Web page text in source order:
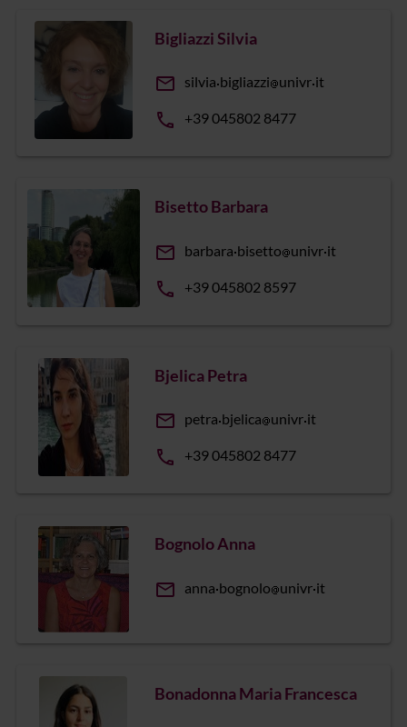
Bigliazzi Silvia
email silvia bigliazzi univr it
phone +39 045802 8477
Bisetto Barbara
email barbara bisetto univr it
phone +39 045802 8597
Bjelica Petra
email petra bjelica univr it
phone +39 045802 8477
Bognolo Anna
email anna bognolo univr it
Bonadonna Maria Francesca